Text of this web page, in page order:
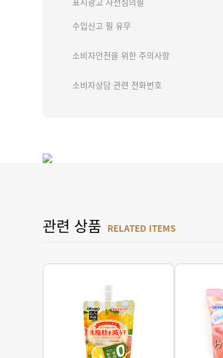
수입신고 필 유무
소비자안전을 위한 주의사항
소비자상담 관련 전화번호
관련 상품 RELATED ITEMS